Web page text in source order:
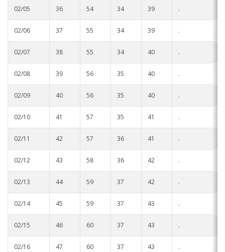
02/05 36 54 34 39 .
02/06 37 55 34 39 .
02/07 38 55 34 40 .
02/08 39 56 35 40 .
02/09 40 56 35 40 .
02/10 41 57 35 41 .
02/11 42 57 36 41 .
02/12 43 58 36 42 .
02/13 44 59 37 42 .
02/14 45 59 37 43 .
02/15 46 60 37 43 .
02/16 47 60 37 43 .